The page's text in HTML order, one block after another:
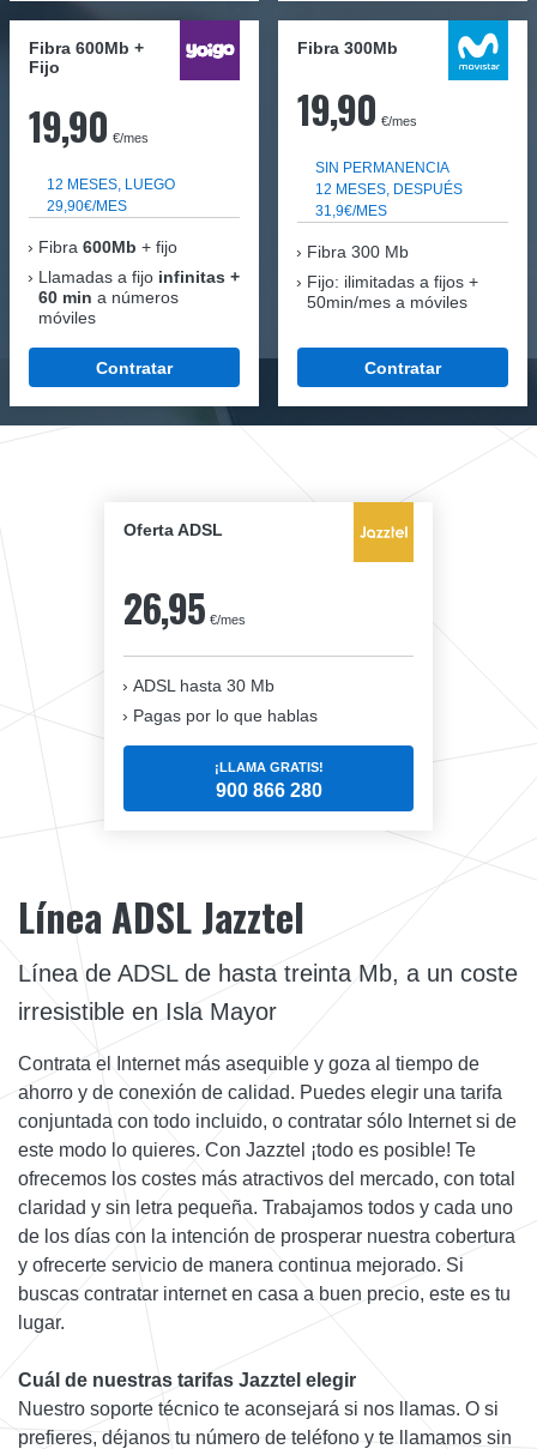
Fibra 600Mb +
Fijo
19,90 €/mes
12 MESES, LUEGO
29,90€/MES
Fibra 600Mb + fijo
Llamadas a fijo infinitas +
60 min a números
móviles
Contratar
Fibra 300Mb
19,90 €/mes
SIN PERMANENCIA
12 MESES, DESPUÉS
31,9€/MES
Fibra 300 Mb
Fijo: ilimitadas a fijos +
50min/mes a móviles
Contratar
Oferta ADSL
26,95 €/mes
ADSL hasta 30 Mb
Pagas por lo que hablas
¡LLAMA GRATIS!
900 866 280
Línea ADSL Jazztel
Línea de ADSL de hasta treinta Mb, a un coste
irresistible en Isla Mayor
Contrata el Internet más asequible y goza al tiempo de
ahorro y de conexión de calidad. Puedes elegir una tarifa
conjuntada con todo incluido, o contratar sólo Internet si de
este modo lo quieres. Con Jazztel ¡todo es posible! Te
ofrecemos los costes más atractivos del mercado, con total
claridad y sin letra pequeña. Trabajamos todos y cada uno
de los días con la intención de prosperar nuestra cobertura
y ofrecerte servicio de manera continua mejorado. Si
buscas contratar internet en casa a buen precio, este es tu
lugar.
Cuál de nuestras tarifas Jazztel elegir
Nuestro soporte técnico te aconsejará si nos llamas. O si
prefieres, déjanos tu número de teléfono y te llamamos sin